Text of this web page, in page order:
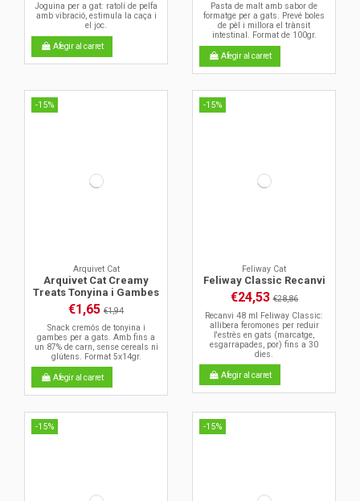
Joguina per a gat: ratolí de pelfa
amb vibració, estimula la caça i
el joc.
Afegir al carret
Pasta de malt amb sabor de
formatge per a gats. Prevé boles
de pèl i millora el trànsit
intestinal. Format de 100gr.
Afegir al carret
-15%
Arquivet Cat
Arquivet Cat Creamy
Treats Tonyina i Gambes
€1,65 €1,94
Snack cremós de tonyina i
gambes per a gats. Amb fins a
un 87% de carn, sense cereals ni
glútens. Format 5x14gr.
Afegir al carret
-15%
Feliway Cat
Feliway Classic Recanvi
€24,53€28,86
Recanvi 48 ml Feliway Classic:
allibera feromones per reduir
l'estrès en gats (marcatge,
esgarrapades, por) fins a 30
dies.
Afegir al carret
-15% -15%